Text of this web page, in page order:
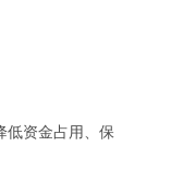
低资金占用、保